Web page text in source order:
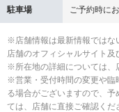
駐車場 ご予約時に
※店舗情報は最新情報ではな
店舗のオフィシャルサイト
※所在地の詳細については、
※営業・受付時間の変更や臨
る場合がございますので、
ては、店舗に直接ご確認くだ